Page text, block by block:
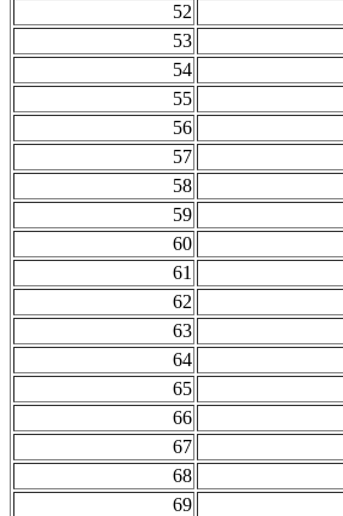
52
53
54
55
56
57
58
59
60
61
62
63
64
65
66
67
68
69